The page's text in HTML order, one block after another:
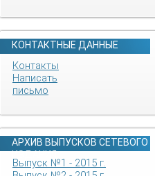
КОНТАКТНЫЕ ДАННЫЕ
Контакты
Написать
письмо
АРХИВ ВЫПУСКОВ СЕТЕВОГО
ИЗДАНИЯ
Выпуск №1 - 2015 г.